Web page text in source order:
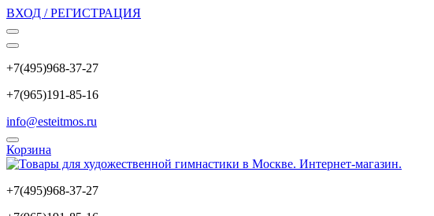
ВХОД / РЕГИСТРАЦИЯ
+7(495)968-37-27
+7(965)191-85-16
info@esteitmos.ru
Корзина
+7(495)968-37-27